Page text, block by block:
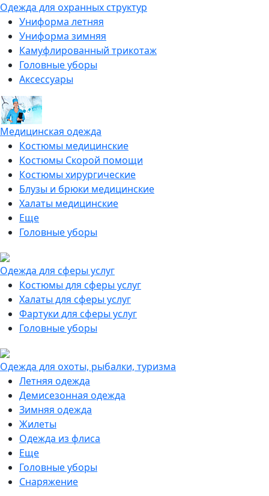
Одежда для охранных структур
Униформа летняя
Униформа зимняя
Камуфлированный трикотаж
Головные уборы
Аксессуары
Медицинская одежда
Костюмы медицинские
Костюмы Скорой помощи
Костюмы хирургические
Блузы и брюки медицинские
Халаты медицинские
Еще
Головные уборы
Одежда для сферы услуг
Костюмы для сферы услуг
Халаты для сферы услуг
Фартуки для сферы услуг
Головные уборы
Одежда для охоты, рыбалки, туризма
Летняя одежда
Демисезонная одежда
Зимняя одежда
Жилеты
Одежда из флиса
Еще
Головные уборы
Снаряжение